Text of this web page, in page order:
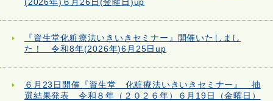
(2026年)６月26日(金曜日)up
『資生堂化粧療法いきいきセミナー』開催いたしまし
た！ 令和8年(2026年)6月25日up
６月23日開催『資生堂 化粧療法いきいきセミナー』 抽
選結果発表 令和８年（２０２６年）６月19日（金曜日）